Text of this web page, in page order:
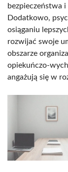
bezpieczeństwa
Dodatkowo,
osiąganiu
rozwijać swoje
obszarze
opiekuńczo-
angażują się w